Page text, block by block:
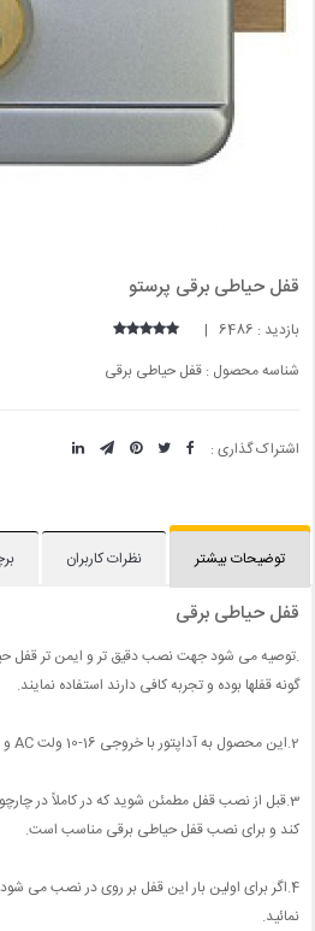
قفل حیاطی برقی پرستو
بازدید : 6486 |
شناسه محصول : قفل حیاطی برقی
اشتراک گذاری :
توضیحات بیشتر نظرات کاربران
قفل حیاطی برقی
.توصیه می شود جهت نصب دقیق تر و ایمن تر قفل
گونه قفلها بوده و تجربه کافی دارند استفاده نمایند.
2.این محصول به آداپتور با خروجی 16-10 ولت AC و ورودی 245-220 ولت AC نیاز دارد.
3.قبل از نصب قفل مطمئن شوید که در کاملاً در
کند و برای نصب قفل حیاطی برقی مناسب است.
4.اگر برای اولین بار این قفل بر روی در نصب می شود
نمائید.